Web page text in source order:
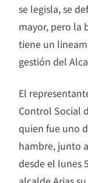
se legisla, se
mayor, pero la
tiene un
gestión del
El
Control Social
quien fue uno
hambre, junto
desde el lunes